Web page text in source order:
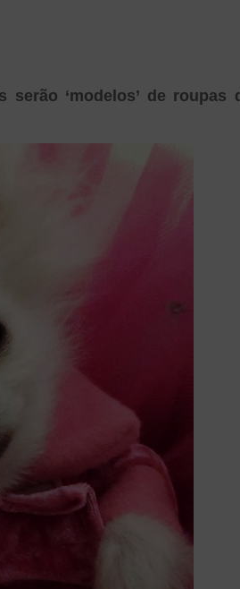
‘modelos’ de roupas